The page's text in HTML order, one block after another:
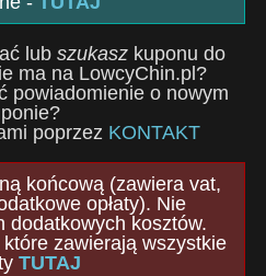
lub szukaszkuponu do
ma na LowcyChin.pl?
powiadomienie o nowym
poprzez KONTAKT
końcową (zawiera vat,
opłaty). Nie
dodatkowych kosztów.
które zawierają wszystkie
TUTAJ